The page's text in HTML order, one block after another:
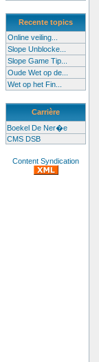
Recente topics
Online veiling...
Slope Unblocke...
Slope Game Tip...
Oude Wet op de...
Wet op het Fin...
Carrière
Boekel De Ner�e
CMS DSB
Content Syndication